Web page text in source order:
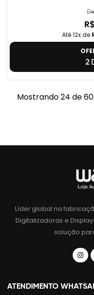
Até 12x de
2
Mostrando 24 de
Líder global na
Digitalizadoras e
solução
ATENDIMENTO